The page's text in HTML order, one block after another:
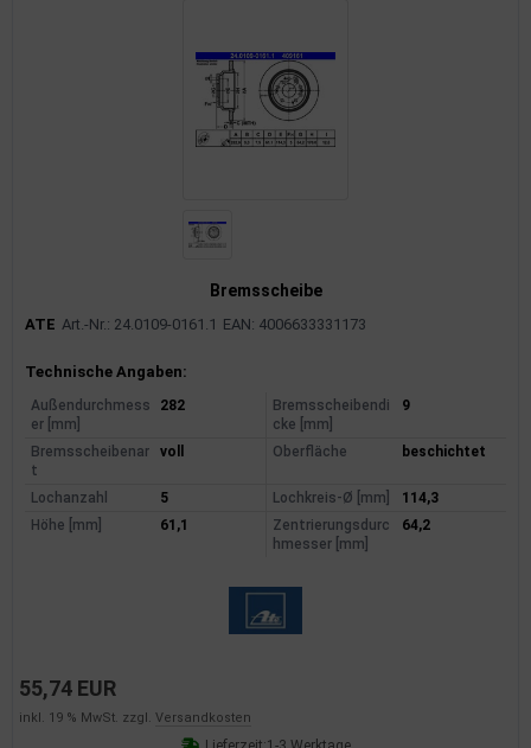
Bremsscheibe
ATE Art.-Nr.: 24.0109-0161.1 EAN: 4006633331173
Produktinformationen
Technische Angaben:
Außendurchmess
er [mm]
282
Bremsscheibendi
cke [mm]
9
Bremsscheibenar
t
voll Oberfläche beschichtet
Lochanzahl 5 Lochkreis-Ø [mm]
114,3
Höhe [mm]
61,1
Zentrierungsdurc
hmesser [mm]
64,2
55,74 EUR
inkl. 19 % MwSt. zzgl. Versandkosten